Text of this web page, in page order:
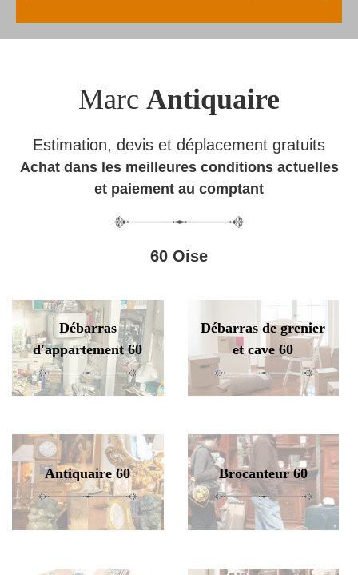
Marc Antiquaire
Estimation, devis et déplacement gratuits
Achat dans les meilleures conditions actuelles
et paiement au comptant
60 Oise
Débarras
d'appartement 60
Débarras de grenier
et cave 60
Antiquaire 60 Brocanteur 60